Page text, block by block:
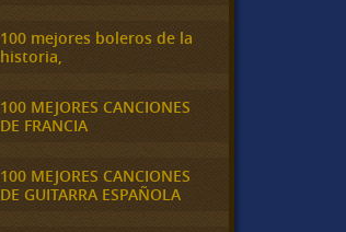
100 mejores boleros de la
historia,
100 MEJORES CANCIONES
DE FRANCIA
100 MEJORES CANCIONES
DE GUITARRA ESPAÑOLA